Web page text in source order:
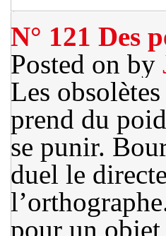
N° 121 Des
Posted on by
Les
prend du
se punir.
duel le
pour un